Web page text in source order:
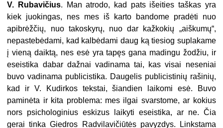
V. Rubavičius. Man atrodo, kad pats išeities taškas yra
kiek juokingas, nes mes iš karto bandome pradėti nuo
apibrėžčių, nuo takoskyrų, nuo dar kažkokių „aiškumų“,
nepastebėdami, kad kalbėdami daug ką tiesiog suplakame
į vieną daiktą, nes esė yra tapęs gana madingu žodžiu, ir
eseistika dabar dažnai vadinama tai, kas visai neseniai
buvo vadinama publicistika. Daugelis publicistinių rašinių,
kad ir V. Kudirkos tekstai, šiandien laikomi esė. Buvo
paminėta ir kita problema: mes ilgai svarstome, ar kokius
nors psichologinius eskizus laikyti eseistika, ar ne. Čia
gerai tinka Giedros Radvilavičiūtės pavyzdys. Linkstama